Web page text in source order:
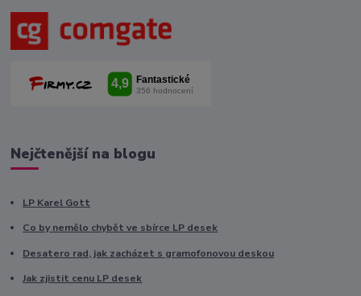
Nejčtenější na blogu
LP Karel Gott
Co by nemělo chybět ve sbírce LP desek
Desatero rad, jak zacházet s gramofonovou deskou
Jak zjistit cenu LP desek